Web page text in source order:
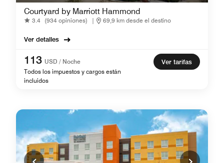
Courtyard by Marriott Hammond
3.4 (934 opiniones) | 69,9 km desde el destino
Ver detalles
113 USD / Noche
Todos los impuestos y cargos están
incluidos
Ver tarifas